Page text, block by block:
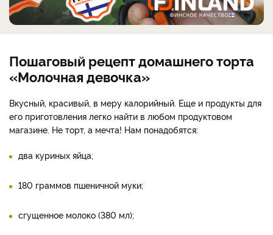
Пошаговый рецепт домашнего торта
«Молочная девочка»
Вкусный, красивый, в меру калорийный. Еще и продукты для
его приготовления легко найти в любом продуктовом
магазине. Не торт, а мечта! Нам понадобятся:
два куриных яйца;
180 граммов пшеничной муки;
сгущенное молоко (380 мл);